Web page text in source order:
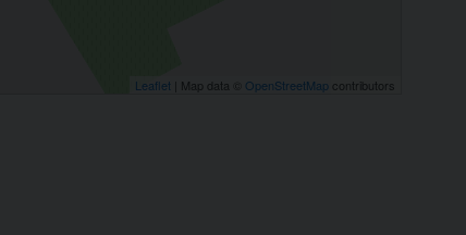
Leaflet | Map data © OpenStreetMap contributors